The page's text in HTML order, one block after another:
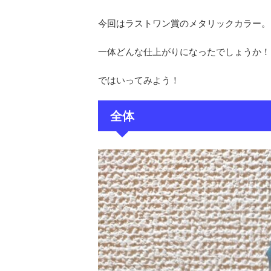
今回はラストワン賞のメタリックカラー。
一体どんな仕上がりになったでしょうか
ではいってみよう！
全体